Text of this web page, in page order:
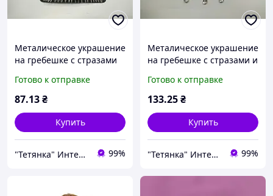
Металическое украшение
на гребешке с стразами
Готово к отправке
87.13₴
Купить
"Тетянка" Интернет-магазин 99%
Металическое украшение
на гребешке с стразами и
Готово к отправке
133.25₴
Купить
"Тетянка" Интернет-магазин 99%